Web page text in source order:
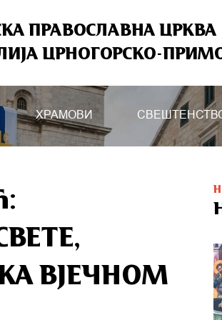
ПРАВОСЛАВНА ЦРКВА
ЦРНОГОРСКО-
ХРАМОВИ
ВЈЕЧНОМ